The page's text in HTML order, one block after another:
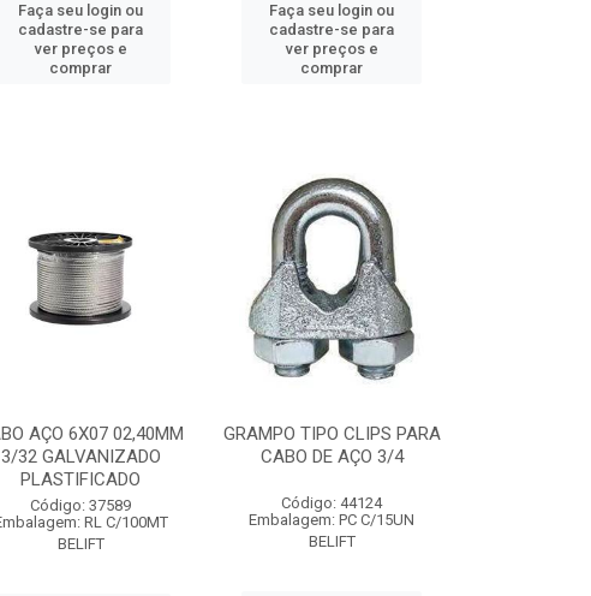
Faça seu login ou
cadastre-se para
ver preços e
comprar
Faça seu login ou
cadastre-se para
ver preços e
comprar
AÇO 6X07 02,40MM
3/32 GALVANIZADO
PLASTIFICADO
Código: 37589
RL C/100MT
BELIFT
GRAMPO TIPO CLIPS PARA
CABO DE AÇO 3/4
Código: 44124
Embalagem: PC C/15UN
BELIFT